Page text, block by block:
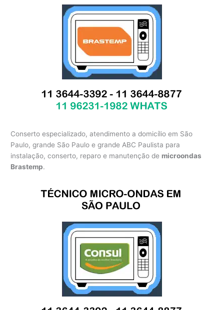
Conserto especializado, atendimento a domicílio em São
Paulo, grande São Paulo e grande ABC Paulista para
instalação, conserto, reparo e manutenção de microondas
Brastemp.